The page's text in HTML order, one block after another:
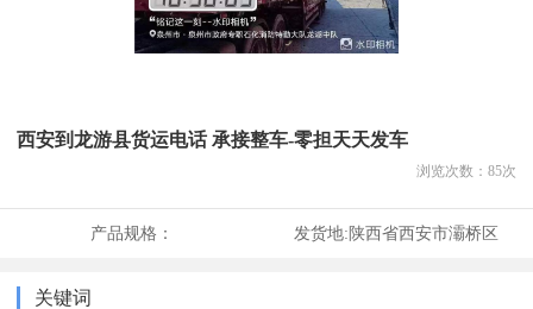
西安到龙游县货运电话 承接整车-零担天天发车
浏览次数： 85次
产品规格： 发货地:陕西省西安市灞桥区
关键词